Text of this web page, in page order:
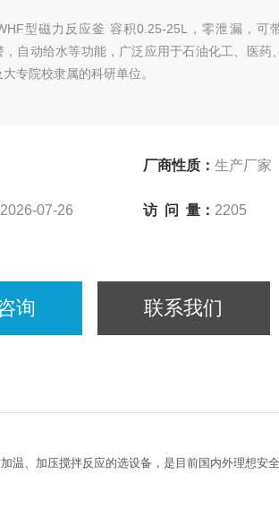
型磁力反应釜 容积0.25-25L，零泄漏，可
自动给水等功能，广泛应用于石油化工、医药
专院校隶属的科研单位。
厂商性质：生产厂家
2026-07-26 访 问 量： 2205
询 联系我们
温、加压搅拌反应的选设备，是目前国内外理想安